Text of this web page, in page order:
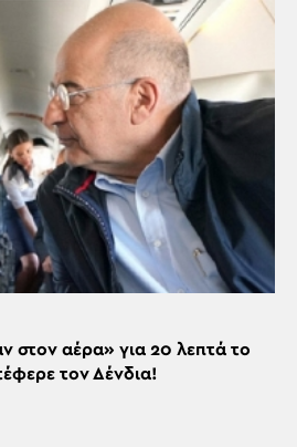
στον αέρα» για 20 λεπτά το
τον Δένδια!